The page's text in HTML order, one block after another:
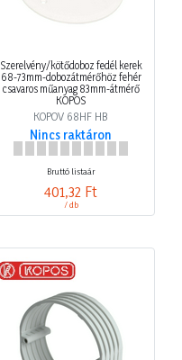
Szerelvény/kötődoboz fedél kerek
68-73mm-dobozátmérőhöz fehér
csavaros műanyag 83mm-átmérő
KOPOS
KOPOV 68HF HB
Nincs raktáron
Bruttó listaár
401,32 Ft
/ db